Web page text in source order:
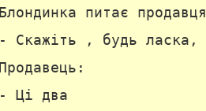
Блондинка питає
- Скажіть , будь ласка,
Продавець:
- Ці два